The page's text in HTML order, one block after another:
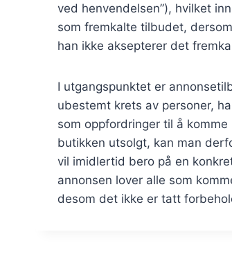
ved henvendelsen”), hvilket
som fremkalte tilbudet,
han ikke aksepterer det
I utgangspunktet er
ubestemt krets av personer,
som oppfordringer til å
butikken utsolgt, kan man
vil imidlertid bero på en
annonsen lover alle som
desom det ikke er tatt